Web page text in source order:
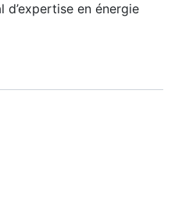
d’expertise en énergie